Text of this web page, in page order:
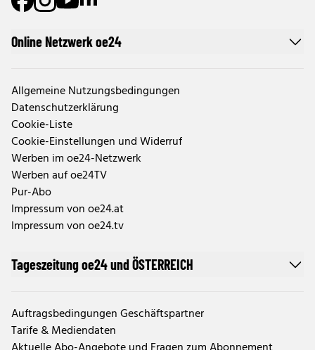
Online Netzwerk oe24
Allgemeine Nutzungsbedingungen
Datenschutzerklärung
Cookie-Liste
Cookie-Einstellungen und Widerruf
Werben im oe24-Netzwerk
Werben auf oe24TV
Pur-Abo
Impressum von oe24.at
Impressum von oe24.tv
Tageszeitung oe24 und ÖSTERREICH
Auftragsbedingungen Geschäftspartner
Tarife & Mediendaten